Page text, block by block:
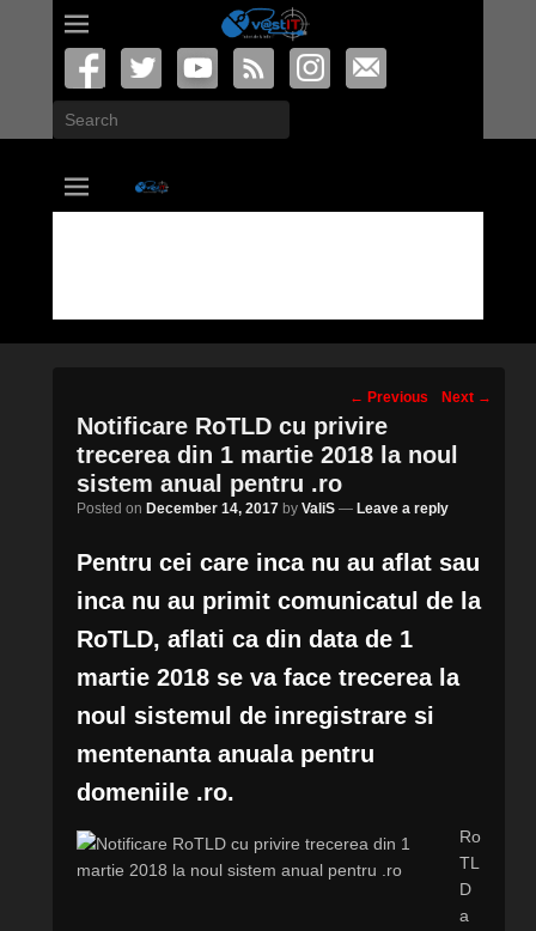
Search
vastIT.ro
Blog de Tehnologie
Post
navigation
← Previous Next →
Notificare RoTLD cu privire
trecerea din 1 martie 2018 la noul
sistem anual pentru .ro
Posted on December 14, 2017 by ValiS — Leave a reply
Pentru cei care inca nu au aflat sau
inca nu au primit comunicatul de la
RoTLD, aflati ca din data de 1
martie 2018 se va face trecerea la
noul sistemul de inregistrare si
mentenanta anuala pentru
domeniile .ro.
Ro
TL
D
a